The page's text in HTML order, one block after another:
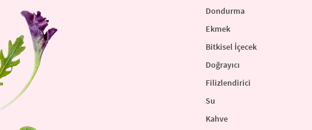
Dondurma
Ekmek
Bitkisel İçecek
Doğrayıcı
Filizlendirici
Su
Kahve